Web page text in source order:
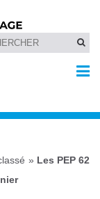
» Les PEP 62